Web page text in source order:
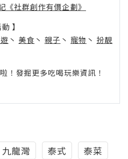
《社群創作有價企劃》
】
丶 美食 丶 親子 丶 寵物 丶 扮靚
發掘更多吃喝玩樂資訊！
九龍灣 泰式
泰菜